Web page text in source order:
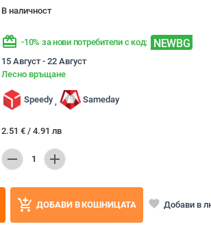
В наличност
redeem -10% за нови потребители с код: NEWBG
15 Август - 22 Август
Лесно връщане
Speedy , Sameday
2.51 € / 4.91 лв
remove 1 add
add_shopping_cart ДОБАВИ В КОШНИЦАТА favorite Добави в